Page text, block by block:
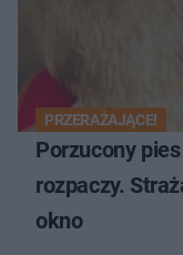
PRZERAŻAJĄCE!
Porzucony
rozpaczy.
okno